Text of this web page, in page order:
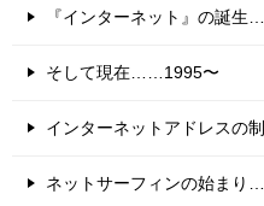
『インターネット』の誕
そして現在……1995〜
インターネットアドレス
ネットサーフィンの始ま